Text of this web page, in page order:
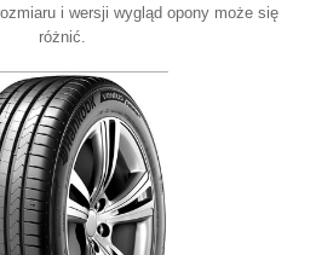
i wersji wygląd opony może się
różnić.